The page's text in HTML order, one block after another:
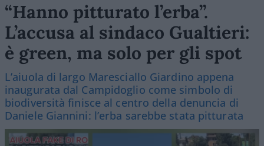
“Hanno pitturato l’erba”.
L’accusa al sindaco Gualtieri:
è green, ma solo per gli spot
L’aiuola di largo Maresciallo Giardino appena
inaugurata dal Campidoglio come simbolo di
biodiversità finisce al centro della denuncia di
Daniele Giannini: l’erba sarebbe stata pitturata